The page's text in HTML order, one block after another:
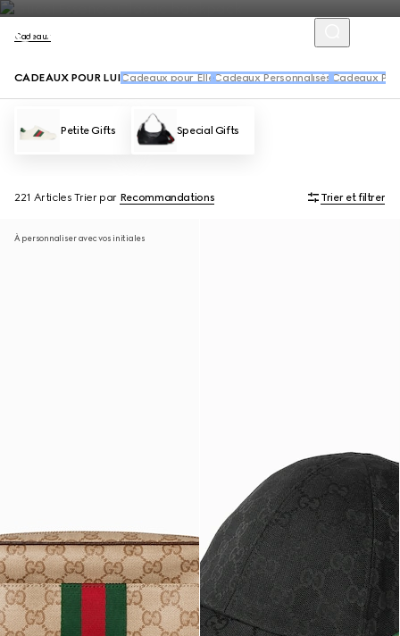
Cadeaux
CADEAUX POUR LUI Cadeaux pour ElleCadeaux Personnalisés Cadeaux
Petite Gifts Special Gifts
221 Articles Trier par Recommandations Trier et filtrer
À personnaliser avec vos initiales